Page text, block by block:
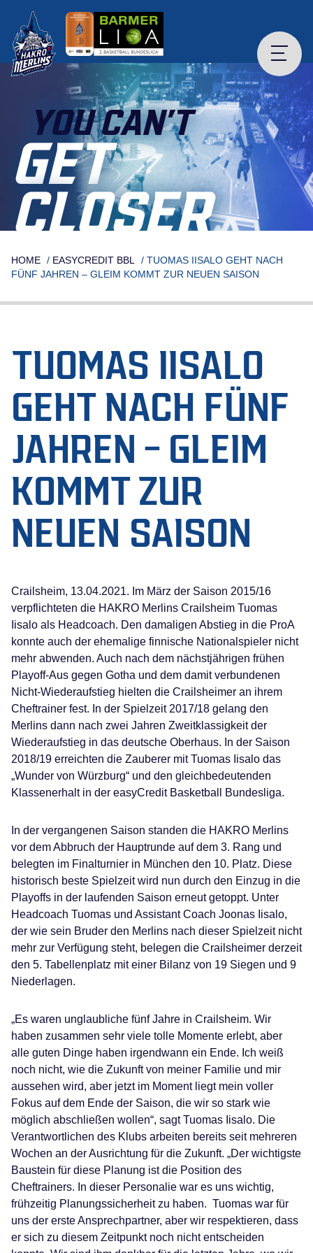
content
YOU CAN’T
GET
CLOSER
HOME / EASYCREDIT BBL / TUOMAS IISALO GEHT NACH
FÜNF JAHREN – GLEIM KOMMT ZUR NEUEN SAISON
TUOMAS IISALO
GEHT NACH FÜNF
JAHREN – GLEIM
KOMMT ZUR
NEUEN SAISON
Crailsheim, 13.04.2021. Im März der Saison 2015/16
verpflichteten die HAKRO Merlins Crailsheim Tuomas
Iisalo als Headcoach. Den damaligen Abstieg in die ProA
konnte auch der ehemalige finnische Nationalspieler nicht
mehr abwenden. Auch nach dem nächstjährigen frühen
Playoff-Aus gegen Gotha und dem damit verbundenen
Nicht-Wiederaufstieg hielten die Crailsheimer an ihrem
Cheftrainer fest. In der Spielzeit 2017/18 gelang den
Merlins dann nach zwei Jahren Zweitklassigkeit der
Wiederaufstieg in das deutsche Oberhaus. In der Saison
2018/19 erreichten die Zauberer mit Tuomas Iisalo das
„Wunder von Würzburg“ und den gleichbedeutenden
Klassenerhalt in der easyCredit Basketball Bundesliga.
In der vergangenen Saison standen die HAKRO Merlins
vor dem Abbruch der Hauptrunde auf dem 3. Rang und
belegten im Finalturnier in München den 10. Platz. Diese
historisch beste Spielzeit wird nun durch den Einzug in die
Playoffs in der laufenden Saison erneut getoppt. Unter
Headcoach Tuomas und Assistant Coach Joonas Iisalo,
der wie sein Bruder den Merlins nach dieser Spielzeit nicht
mehr zur Verfügung steht, belegen die Crailsheimer derzeit
den 5. Tabellenplatz mit einer Bilanz von 19 Siegen und 9
Niederlagen.
„Es waren unglaubliche fünf Jahre in Crailsheim. Wir
haben zusammen sehr viele tolle Momente erlebt, aber
alle guten Dinge haben irgendwann ein Ende. Ich weiß
noch nicht, wie die Zukunft von meiner Familie und mir
aussehen wird, aber jetzt im Moment liegt mein voller
Fokus auf dem Ende der Saison, die wir so stark wie
möglich abschließen wollen“, sagt Tuomas Iisalo. Die
Verantwortlichen des Klubs arbeiten bereits seit mehreren
Wochen an der Ausrichtung für die Zukunft. „Der wichtigste
Baustein für diese Planung ist die Position des
Cheftrainers. In dieser Personalie war es uns wichtig,
frühzeitig Planungssicherheit zu haben. Tuomas war für
uns der erste Ansprechpartner, aber wir respektieren, dass
er sich zu diesem Zeitpunkt noch nicht entscheiden